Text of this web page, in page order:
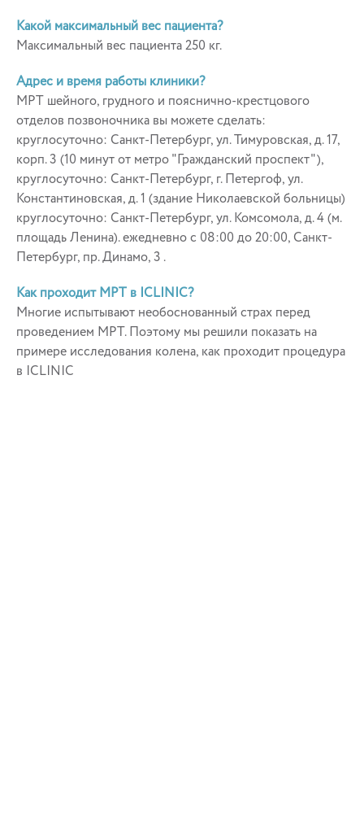
Какой максимальный вес пациента?
Максимальный вес пациента 250 кг.
Адрес и время работы клиники?
МРТ шейного, грудного и пояснично-крестцового
отделов позвоночника вы можете сделать:
круглосуточно: Санкт-Петербург, ул. Тимуровская, д. 17,
корп. 3 (10 минут от метро "Гражданский проспект"),
круглосуточно: Санкт-Петербург, г. Петергоф, ул.
Константиновская, д. 1 (здание Николаевской больницы)
круглосуточно: Санкт-Петербург, ул. Комсомола, д. 4 (м.
площадь Ленина). ежедневно с 08:00 до 20:00, Санкт-
Петербург, пр. Динамо, 3 .
Как проходит МРТ в ICLINIC?
Многие испытывают необоснованный страх перед
проведением МРТ. Поэтому мы решили показать на
примере исследования колена, как проходит процедура
в ICLINIC